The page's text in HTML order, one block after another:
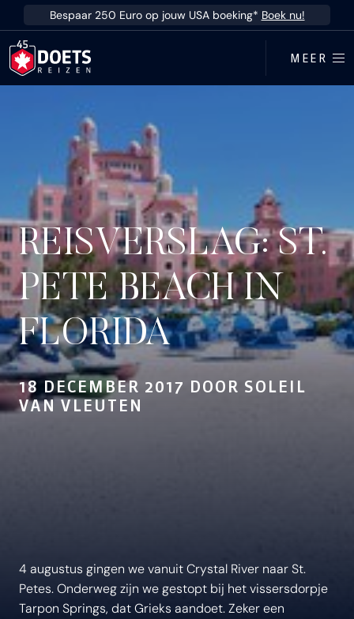
Ga direct naar inhoud
Bespaar 250 Euro op jouw USA boeking* Boek nu!
MEER
REISVERSLAG: ST.
PETE BEACH IN
FLORIDA
18 DECEMBER 2017 DOOR SOLEIL
VAN VLEUTEN
4 augustus gingen we vanuit Crystal River naar St.
Petes. Onderweg zijn we gestopt bij het vissersdorpje
Tarpon Springs, dat Grieks aandoet. Zeker een